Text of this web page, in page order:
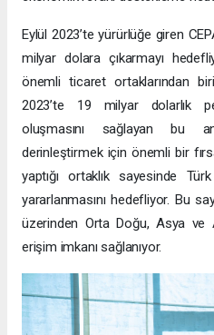
Eylül 2023’te yürürlüğe giren
milyar dolara çıkarmayı
önemli ticaret ortaklarından
2023’te 19 milyar dolarlık
oluşmasını sağlayan bu
derinleştirmek için önemli bir
yaptığı ortaklık sayesinde
yararlanmasını hedefliyor. Bu
üzerinden Orta Doğu, Asya ve
erişim imkanı sağlanıyor.